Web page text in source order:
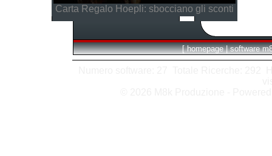
Carta Regalo Hoepli: sbocciano gli sconti
[ homepage | software